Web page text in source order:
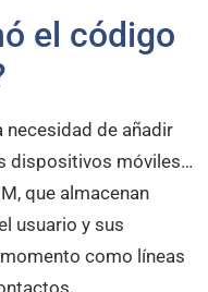
el código
necesidad de añadir
dispositivos móviles…
que almacenan
usuario y sus
como líneas